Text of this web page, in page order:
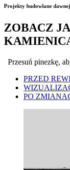
Projekty budowlane
ZOBACZ
Przesuń pinezkę,
PRZED
PO